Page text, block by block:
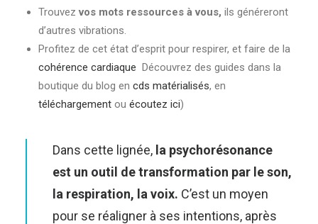
Trouvezvos mots ressources à vous, ils généreront
d’autres vibrations.
Profitez de cet état d’esprit pour respirer, et faire de la
cohérence cardiaque Découvrez des guides dans la
boutique du blog en cds matérialisés, en
téléchargement ou écoutez ici)
Dans cette lignée, la psychorésonance
est un outil de transformation par le son,
la respiration, la voix. C’est un moyen
pour se réaligner à ses intentions, après